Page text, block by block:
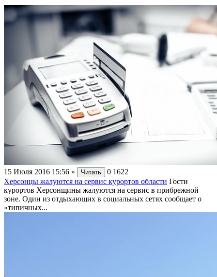
15 Июля 2016 15:56 » Читать 0 1622
Херсонцы жалуются на сервис курортов области Гости
курортов Херсонщины жалуются на сервис в прибрежной
зоне. Один из отдыхающих в социальных сетях сообщает о
«типичных...